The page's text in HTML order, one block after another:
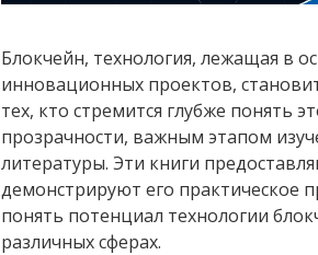
Блокчейн, технология, лежащая в
инновационных проектов,
тех, кто стремится глубже понять
прозрачности, важным этапом
литературы. Эти книги
демонстрируют его практическое
понять потенциал технологии
различных сферах.